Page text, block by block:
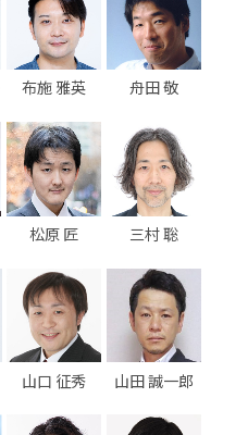
布施 雅英 舟田 敬
松原 匠 三村 聡
山口 征秀 山田 誠一郎